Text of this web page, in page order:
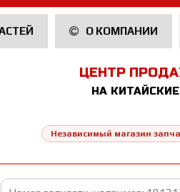
О КОМПАНИИ
ЦЕНТР
НА
Независимый магазин